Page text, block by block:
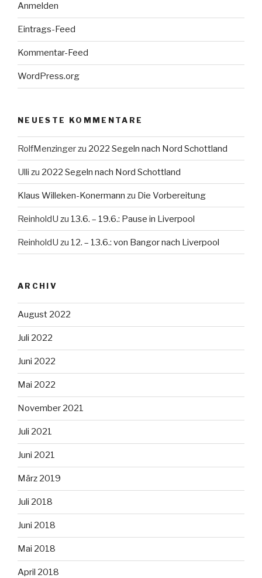
Anmelden
Eintrags-Feed
Kommentar-Feed
WordPress.org
NEUESTE KOMMENTARE
RolfMenzingerzu 2022 Segeln nach Nord Schottland
Ulli zu 2022 Segeln nach Nord Schottland
Klaus Willeken-Konermann zu Die Vorbereitung
ReinholdU zu 13.6. – 19.6.: Pause in Liverpool
ReinholdU zu 12. – 13.6.: von Bangor nach Liverpool
ARCHIV
August 2022
Juli 2022
Juni 2022
Mai 2022
November 2021
Juli 2021
Juni 2021
März 2019
Juli 2018
Juni 2018
Mai 2018
April 2018